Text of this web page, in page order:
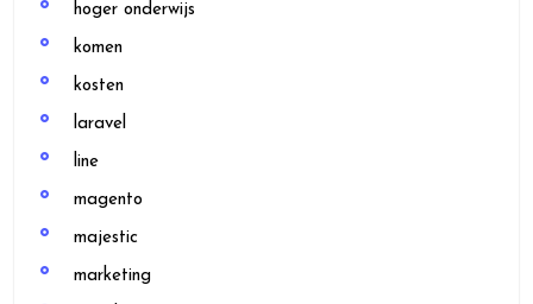
hoger onderwijs
komen
kosten
laravel
line
magento
majestic
marketing